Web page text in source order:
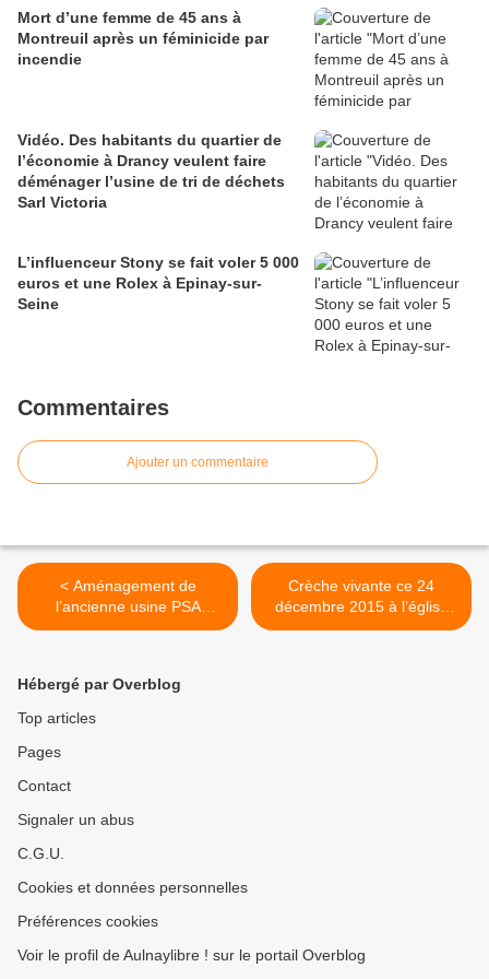
Mort d’une femme de 45 ans à
Montreuil après un féminicide par
incendie
Vidéo. Des habitants du quartier de
l’économie à Drancy veulent faire
déménager l’usine de tri de déchets
Sarl Victoria
L’influenceur Stony se fait voler 5 000
euros et une Rolex à Epinay-sur-
Seine
Commentaires
Ajouter un commentaire
< Aménagement de
l’ancienne usine PSA
d’Aulnay-sous-Bois : ça
Crèche vivante ce 24
décembre 2015 à l’église
Saint-Joseph d’Aulnay-
Hébergé par Overblog
Top articles
Pages
Contact
Signaler un abus
C.G.U.
Cookies et données personnelles
Préférences cookies
Voir le profil de Aulnaylibre ! sur le portail Overblog